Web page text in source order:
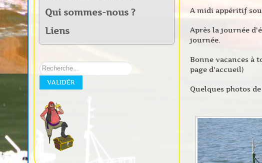
Qui sommes-nous ?
Liens
Rechercher
sur
notre
VALIDER
A midi appéritif
Après la journée
journée.
Bonne vacances à
page d'accueil)
Quelques photos